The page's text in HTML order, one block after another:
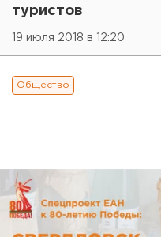
туристов
19 июля 2018 в 12:20
Общество